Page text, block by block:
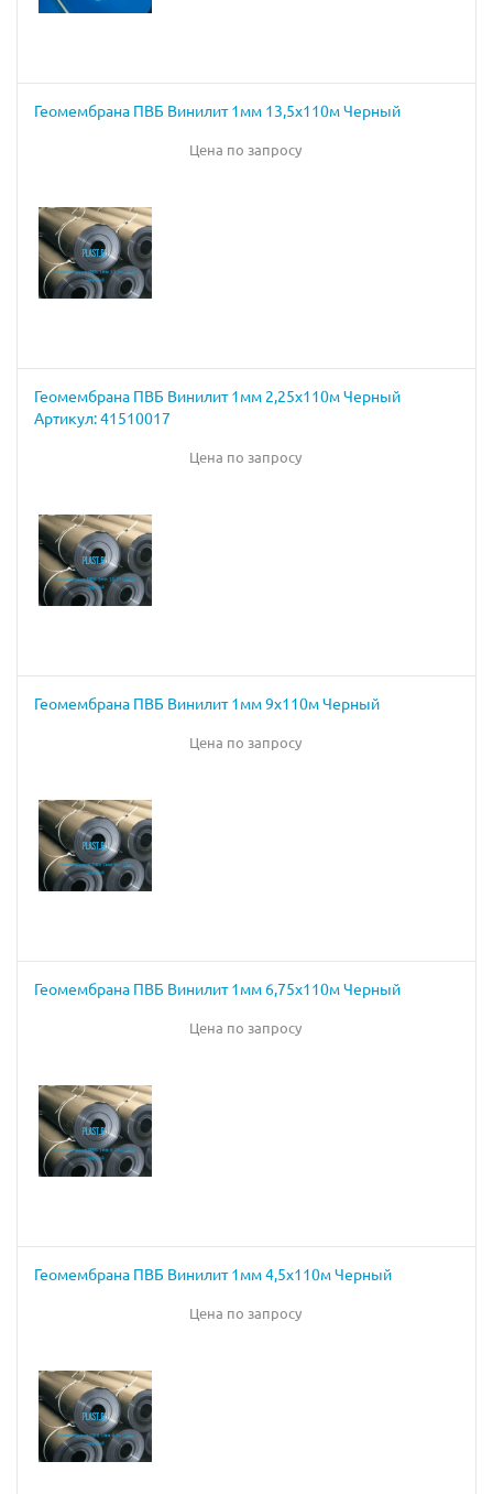
Геомембрана ПВБ Винилит 1мм 13,5х110м Черный
Цена по запросу
Геомембрана ПВБ Винилит 1мм 2,25х110м Черный
Артикул: 41510017
Цена по запросу
Геомембрана ПВБ Винилит 1мм 9х110м Черный
Цена по запросу
Геомембрана ПВБ Винилит 1мм 6,75х110м Черный
Цена по запросу
Геомембрана ПВБ Винилит 1мм 4,5х110м Черный
Цена по запросу